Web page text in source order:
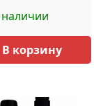
наличии
В корзину